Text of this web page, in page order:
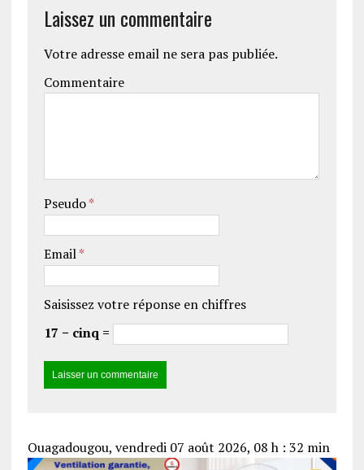
Laissez un commentaire
Votre adresse email ne sera pas publiée.
Commentaire
Pseudo*
Email*
Saisissez votre réponse en chiffres
17 − cinq =
Ouagadougou, vendredi 07 août 2026, 08 h : 32 min